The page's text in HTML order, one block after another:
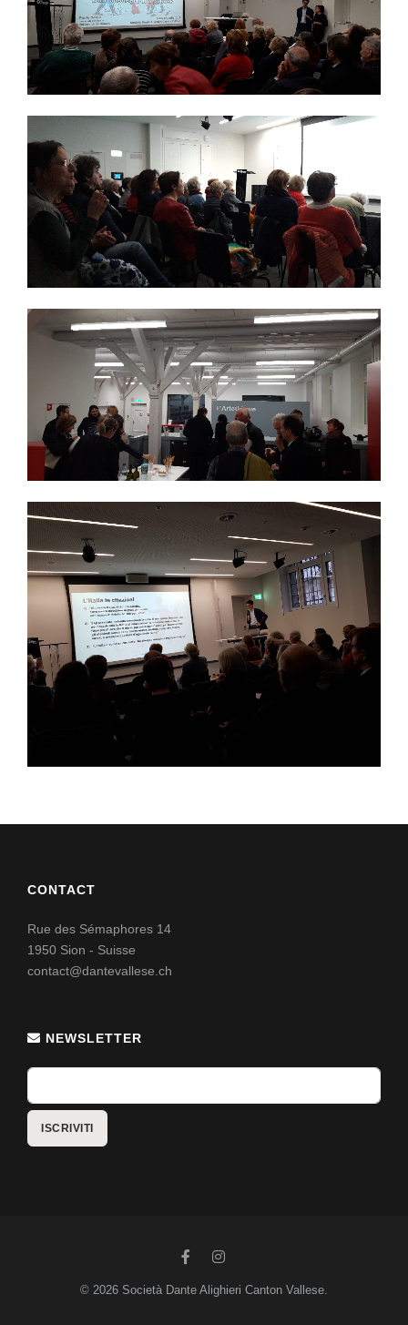
CONTACT
Rue des Sémaphores 14
1950 Sion - Suisse
contact@dantevallese.ch
NEWSLETTER
© 2026 Società Dante Alighieri Canton Vallese.